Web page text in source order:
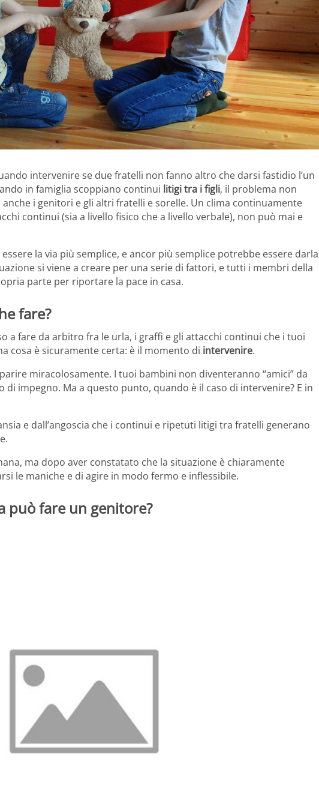
intervenire se due fratelli non fanno altro che darsi fastidio l’un
in famiglia scoppiano continui litigi tra i figli, il problema non
i genitori e gli altri fratelli e sorelle. Un clima continuamente
continui (sia a livello fisico che a livello verbale), non può mai e
la via più semplice, e ancor più semplice potrebbe essere darla
si viene a creare per una serie di fattori, e tutti i membri della
parte per riportare la pace in casa.
fare?
a fare da arbitro fra le urla, i graffi e gli attacchi continui che i tuoi
cosa è sicuramente certa: è il momento di intervenire.
miracolosamente. I tuoi bambini non diventeranno “amici” da
di impegno. Ma a questo punto, quando è il caso di intervenire? E in
e dall’angoscia che i continui e ripetuti litigi tra fratelli generano
ma dopo aver constatato che la situazione è chiaramente
le maniche e di agire in modo fermo e inflessibile.
può fare un genitore?